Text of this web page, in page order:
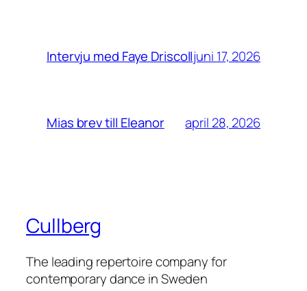
Intervju med Faye Driscolljuni 17, 2026
Mias brev till Eleanor april 28, 2026
Cullberg
The leading repertoire company for
contemporary dance in Sweden